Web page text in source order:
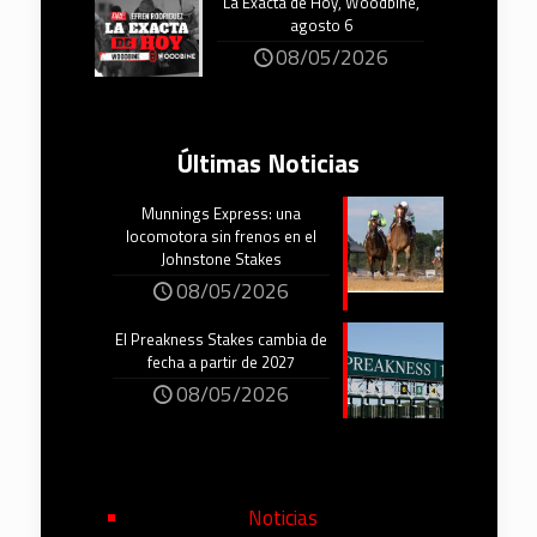
agosto 6
08/05/2026
Últimas Noticias
Munnings Express: una
locomotora sin frenos en el
Johnstone Stakes
08/05/2026
El Preakness Stakes cambia de
fecha a partir de 2027
08/05/2026
Noticias